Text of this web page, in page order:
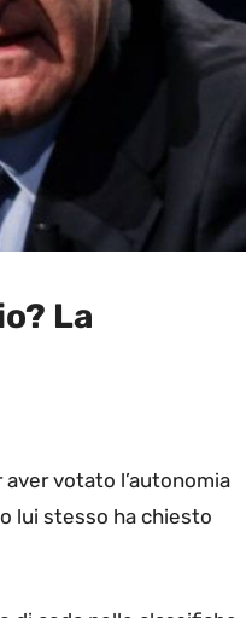
La
votato l’autonomia
lui stesso ha chiesto